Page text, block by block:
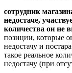
сотрудник
недостаче,
количества он не
позиции, которые
недостачу и
такое реальное
недостачу (при